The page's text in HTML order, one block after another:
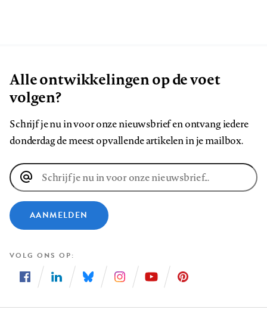
Alle ontwikkelingen op de voet
volgen?
Schrijf je nu in voor onze nieuwsbrief en ontvang iedere
donderdag de meest opvallende artikelen in je mailbox.
E-
mailadres
AANMELDEN
VOLG ONS OP
ons
ons
ons
ons
ons
ons